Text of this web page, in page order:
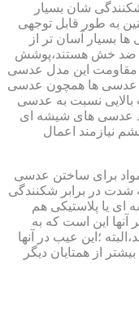
شان بسیار
به طور قابل توجهی
بسیار آسان تر از
ضد خش هستند،پوشش
مقاومت این مدل عدسی
عدسی ها همچون عدسی
بالایی نسبت به عدسی
عدسی های شیشه ای
نیازمند اعمال
مواد برای ساختن عدسی
در برابر شکنندگی
ای یا پلاستیکی هم
آنها این است که به
؛این عیب در آنها
از همتایان دیگر